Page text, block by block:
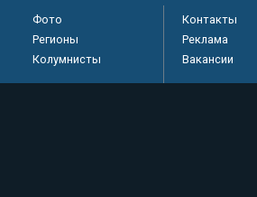
Фото
Регионы
Колумнисты
Контакты
Реклама
Вакансии